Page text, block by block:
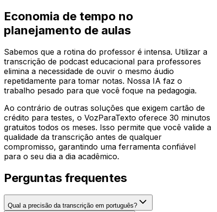
Economia de tempo no
planejamento de aulas
Sabemos que a rotina do professor é intensa. Utilizar a
transcrição de podcast educacional para professores
elimina a necessidade de ouvir o mesmo áudio
repetidamente para tomar notas. Nossa IA faz o
trabalho pesado para que você foque na pedagogia.
Ao contrário de outras soluções que exigem cartão de
crédito para testes, o VozParaTexto oferece 30 minutos
gratuitos todos os meses. Isso permite que você valide a
qualidade da transcrição antes de qualquer
compromisso, garantindo uma ferramenta confiável
para o seu dia a dia acadêmico.
Perguntas frequentes
Qual a precisão da transcrição em português?